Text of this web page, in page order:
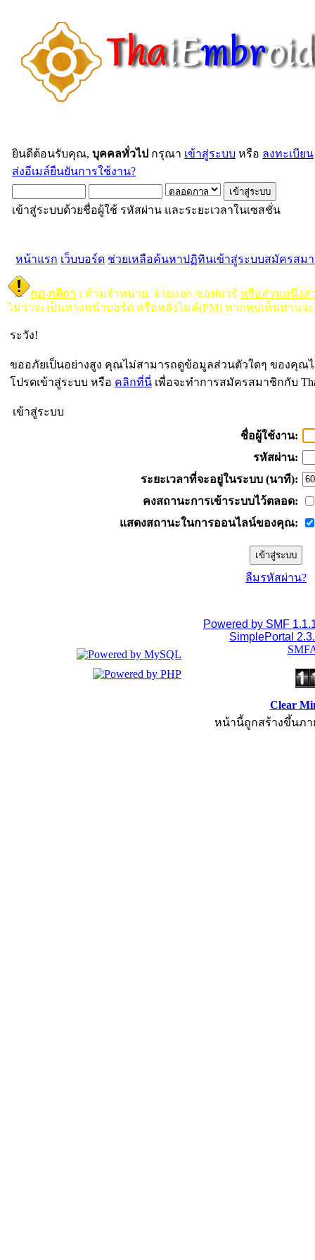
ยินดีต้อนรับคุณ, บุคคลทั่วไป กรุณา เข้าสู่ระบบ หรือ ลงทะเบียน
ส่งอีเมล์ยืนยันการใช้งาน?
เข้าสู่ระบบด้วยชื่อผู้ใช้ รหัสผ่าน และระยะเวลาในเซสชั่น
หน้าแรก เว็บบอร์ด ช่วยเหลือค้นหาปฏิทินเข้าสู่ระบบสมัครสม
กฏ-กติกา : ห้ามจำหน่าย, จ่ายแจก ซอฟแวร์ หรือส่วนหนึ่งส่
ไม่ว่าจะเป็นทางหน้าบอร์ด หรือหลังไมค์(PM) หากพบเห็นท่านจ
ระวัง!
ขออภัยเป็นอย่างสูง คุณไม่สามารถดูข้อมูลส่วนตัวใดๆ ของคุณ
โปรดเข้าสู่ระบบ หรือ คลิกที่นี่ เพื่อจะทำการสมัครสมาชิกกับ
เข้าสู่ระบบ
ชื่อผู้ใช้งาน:
รหัสผ่าน:
ระยะเวลาที่จะอยู่ในระบบ (นาที):
คงสถานะการเข้าระบบไว้ตลอด:
แสดงสถานะในการออนไลน์ของคุณ:
ลืมรหัสผ่าน?
Powered by SMF
SimplePortal
Clear
หน้านี้ถูกสร้างขึ้นภา